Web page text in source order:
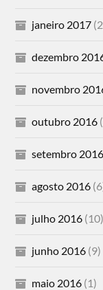
janeiro 2017
dezembro
novembro
outubro 2016
setembro 2016
agosto 2016
julho 2016 (10)
junho 2016 (9)
maio 2016 (1)